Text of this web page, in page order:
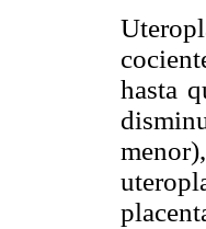
hasta